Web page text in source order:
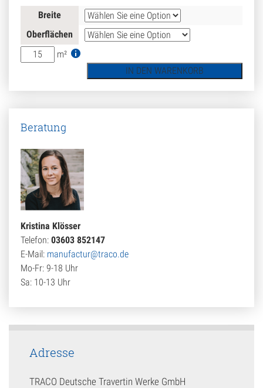
Breite
Oberflächen
Natursteinfliese
Travertin
hell
m²
IN DEN WARENKORB
Beratung
Kristina Klösser
Telefon: 03603 852147
E-Mail: manufactur@traco.de
Mo-Fr: 9-18 Uhr
Sa: 10-13 Uhr
Adresse
TRACO Deutsche Travertin Werke GmbH